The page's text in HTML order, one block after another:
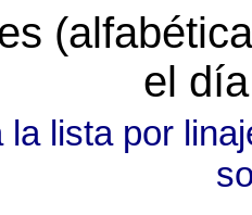
el
la lista por